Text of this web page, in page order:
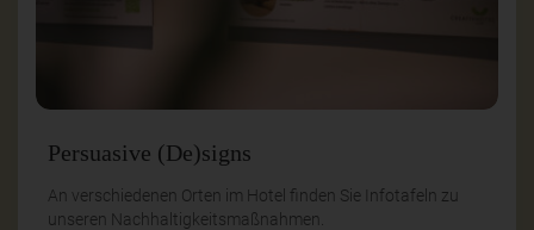
Persuasive (De)signs
An verschiedenen Orten im Hotel finden Sie Infotafeln zu
unseren Nachhaltigkeitsmaßnahmen.